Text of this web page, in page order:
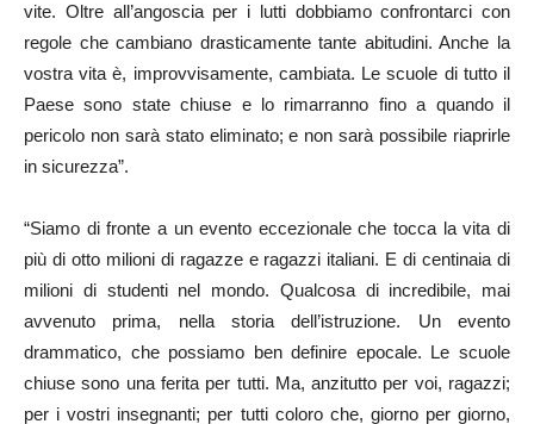
vite. Oltre all’angoscia per i lutti dobbiamo confrontarci con
regole che cambiano drasticamente tante abitudini. Anche la
vostra vita è, improvvisamente, cambiata. Le scuole di tutto il
Paese sono state chiuse e lo rimarranno fino a quando il
pericolo non sarà stato eliminato; e non sarà possibile riaprirle
in sicurezza”.
“Siamo di fronte a un evento eccezionale che tocca la vita di
più di otto milioni di ragazze e ragazzi italiani. E di centinaia di
milioni di studenti nel mondo. Qualcosa di incredibile, mai
avvenuto prima, nella storia dell’istruzione. Un evento
drammatico, che possiamo ben definire epocale. Le scuole
chiuse sono una ferita per tutti. Ma, anzitutto per voi, ragazzi;
per i vostri insegnanti; per tutti coloro che, giorno per giorno,